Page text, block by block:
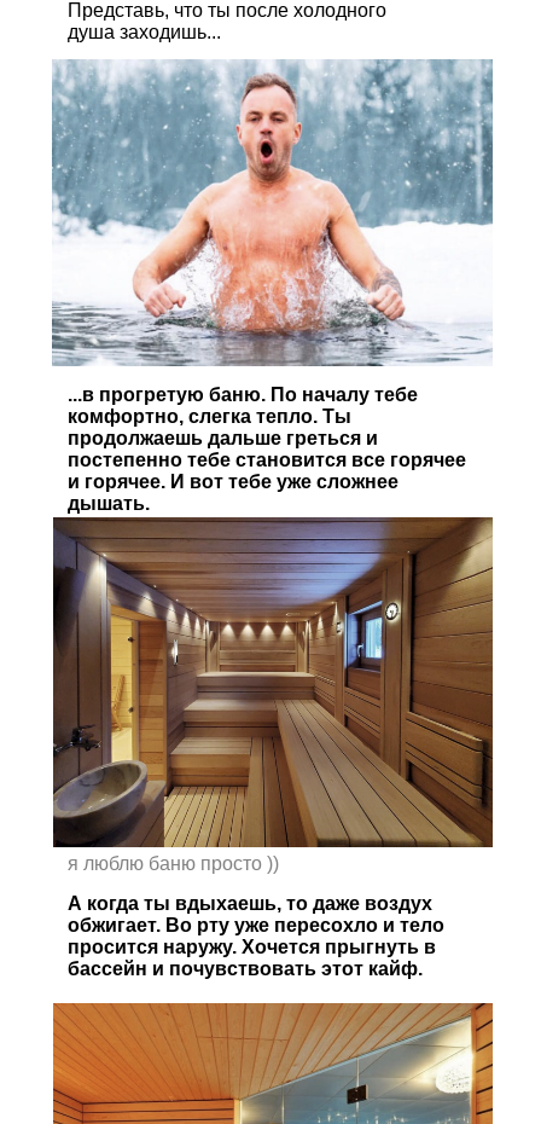
Представь, что ты после холодного
душа заходишь...
...в прогретую баню. По началу тебе
комфортно, слегка тепло. Ты
продолжаешь дальше греться и
постепенно тебе становится все горячее
и горячее. И вот тебе уже сложнее
дышать.
я люблю баню просто ))
А когда ты вдыхаешь, то даже воздух
обжигает. Во рту уже пересохло и тело
просится наружу. Хочется прыгнуть в
бассейн и почувствовать этот кайф.